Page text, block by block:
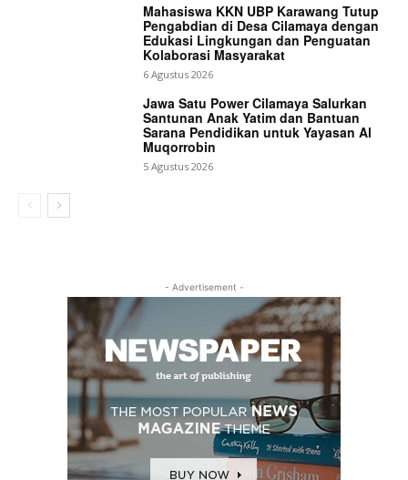
Mahasiswa KKN UBP Karawang Tutup
Pengabdian di Desa Cilamaya dengan
Edukasi Lingkungan dan Penguatan
Kolaborasi Masyarakat
6 Agustus 2026
Jawa Satu Power Cilamaya Salurkan
Santunan Anak Yatim dan Bantuan
Sarana Pendidikan untuk Yayasan Al
Muqorrobin
5 Agustus 2026
- Advertisement -